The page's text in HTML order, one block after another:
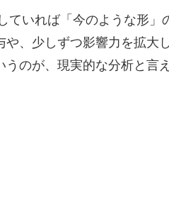
ていれば「今のような形」
、少しずつ影響力を拡大
のが、現実的な分析と言